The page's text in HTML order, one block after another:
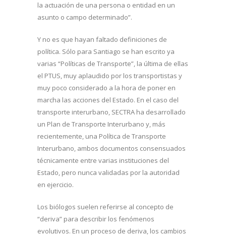
la actuación de una persona o entidad en un
asunto o campo determinado”.
Y no es que hayan faltado definiciones de
política. Sólo para Santiago se han escrito ya
varias “Políticas de Transporte”, la última de ellas
el PTUS, muy aplaudido por los transportistas y
muy poco considerado a la hora de poner en
marcha las acciones del Estado. En el caso del
transporte interurbano, SECTRA ha desarrollado
un Plan de Transporte Interurbano y, más
recientemente, una Política de Transporte
Interurbano, ambos documentos consensuados
técnicamente entre varias instituciones del
Estado, pero nunca validadas por la autoridad
en ejercicio.
Los biólogos suelen referirse al concepto de
“deriva” para describir los fenómenos
evolutivos. En un proceso de deriva, los cambios